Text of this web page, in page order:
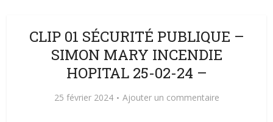
CLIP 01 SÉCURITÉ PUBLIQUE –
SIMON MARY INCENDIE
HOPITAL 25-02-24 –
25 février 2024 Ajouter un commentaire